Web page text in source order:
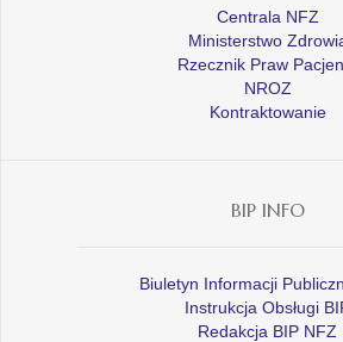
Centrala NFZ
Ministerstwo
Rzecznik Praw
NROZ
Kontraktowanie
BIP INFO
Biuletyn Informacji
Instrukcja Obsługi
Redakcja BIP NFZ